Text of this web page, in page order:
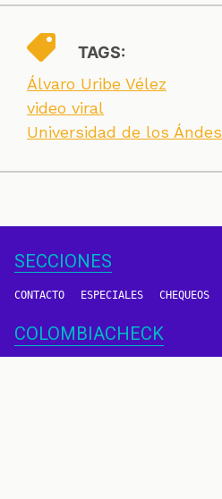
TAGS:
Álvaro Uribe Vélez
video viral
Universidad de los Ándes
SECCIONES
CONTACTO ESPECIALES CHEQUEOS
COLOMBIACHECK